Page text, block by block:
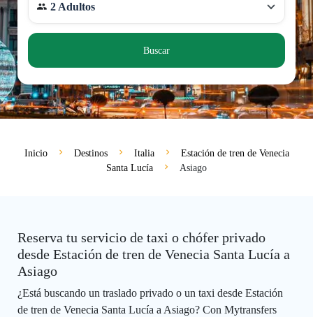
2 Adultos
Buscar
Inicio Destinos Italia
Estación de tren de Venecia
Santa Lucía
Asiago
Reserva tu servicio de taxi o chófer privado
desde Estación de tren de Venecia Santa Lucía a
Asiago
¿Está buscando un traslado privado o un taxi desde Estación
de tren de Venecia Santa Lucía a Asiago? Con Mytransfers